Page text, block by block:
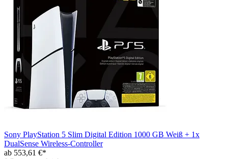
Sony PlayStation 5 Slim Digital Edition 1000 GB Weiß + 1x
DualSense Wireless-Controller
ab 553,61 €*